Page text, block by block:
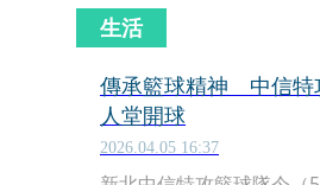
生活
傳承籃球精神 中信特
人堂開球
2026.04.05 16:37